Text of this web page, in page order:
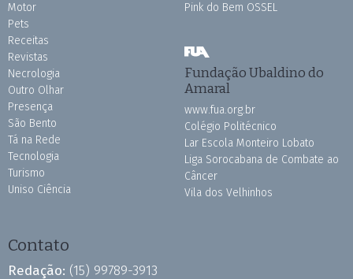
Motor
Pets
Receitas
Revistas
Necrologia
Outro Olhar
Presença
São Bento
Tá na Rede
Tecnologia
Turismo
Uniso Ciência
Pink do Bem OSSEL
Fundação Ubaldino do
Amaral
www.fua.org.br
Colégio Politécnico
Lar Escola Monteiro Lobato
Liga Sorocabana de Combate ao
Câncer
Vila dos Velhinhos
Contato
Redação: (15) 99789-3913